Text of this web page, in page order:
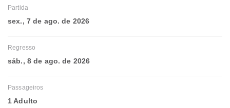
Partida
sex., 7 de ago. de 2026
Regresso
sáb., 8 de ago. de 2026
Passageiros
1 Adulto